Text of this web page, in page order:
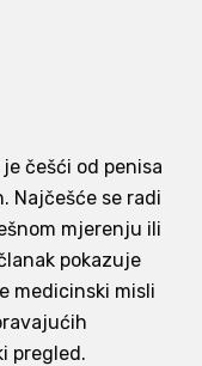
češći od penisa
Najčešće se radi
mjerenju ili
pokazuje
medicinski misli
pregled.